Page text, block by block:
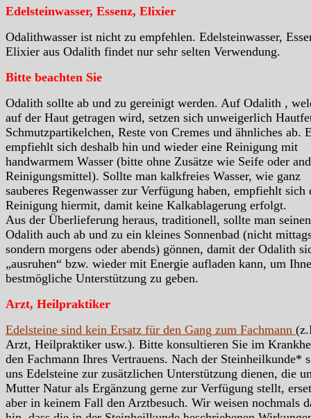
Edelsteinwasser, Essenz, Elixier
Odalithwasser ist nicht zu empfehlen. Edelsteinwasser,
Elixier aus Odalith findet nur sehr selten Verwendung.
Bitte beachten Sie
Odalith sollte ab und zu gereinigt werden. Auf Odalith ,
auf der Haut getragen wird, setzen sich unweigerlich
Schmutzpartikelchen, Reste von Cremes und ähnliches ab.
empfiehlt sich deshalb hin und wieder eine Reinigung mit
handwarmem Wasser (bitte ohne Zusätze wie Seife oder
Reinigungsmittel). Sollte man kalkfreies Wasser, wie ganz
sauberes Regenwasser zur Verfügung haben, empfiehlt sich
Reinigung hiermit, damit keine Kalkablagerung erfolgt.
Aus der Überlieferung heraus, traditionell, sollte man seinen
Odalith auch ab und zu ein kleines Sonnenbad (nicht
sondern morgens oder abends) gönnen, damit der Odalith
„ausruhen“ bzw. wieder mit Energie aufladen kann, um
bestmögliche Unterstützung zu geben.
Arzt, Heilpraktiker
Edelsteine sind kein Ersatz für den Gang zum Fachmann
Arzt, Heilpraktiker usw.). Bitte konsultieren Sie im
den Fachmann Ihres Vertrauens. Nach der Steinheilkunde*
uns Edelsteine zur zusätzlichen Unterstützung dienen, die
Mutter Natur als Ergänzung gerne zur Verfügung stellt,
aber in keinem Fall den Arztbesuch. Wir weisen nochmals